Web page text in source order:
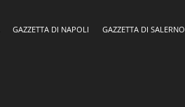
GAZZETTA DI NAPOLI GAZZETTA DI SALERNO